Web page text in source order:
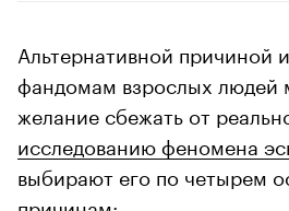
Альтернативной причиной
фандомам взрослых людей
желание сбежать от
исследованию феномена
выбирают его по четырем